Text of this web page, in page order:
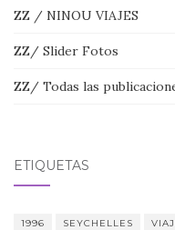
ZZ / NINOU VIAJES
ZZ/ Slider Fotos
ZZ/ Todas las
ETIQUETAS
1996 SEYCHELLES